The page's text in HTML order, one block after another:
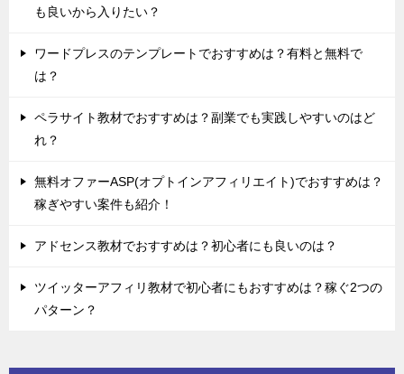
も良いから入りたい？
ワードプレスのテンプレートでおすすめは？有料と無料で
は？
ペラサイト教材でおすすめは？副業でも実践しやすいのはど
れ？
無料オファーASP(オプトインアフィリエイト)でおすすめは？
稼ぎやすい案件も紹介！
アドセンス教材でおすすめは？初心者にも良いのは？
ツイッターアフィリ教材で初心者にもおすすめは？稼ぐ2つの
パターン？